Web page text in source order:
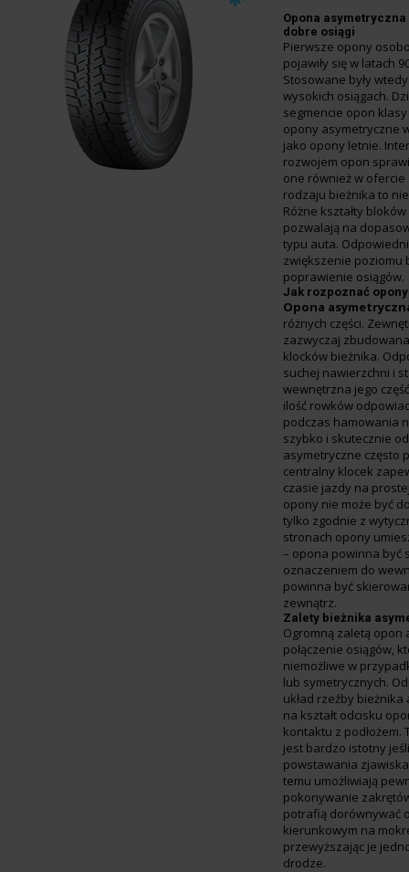
Opona
dobre osiągi
Pierwsze opony
pojawiły się w latach
Stosowane były
wysokich osiągach.
segmencie opon
opony asymetryczne
jako opony letnie.
rozwojem opon
one również w ofercie
rodzaju bieżnika to
Różne kształty
pozwalają na
typu auta.
zwiększenie poziomu
poprawienie osiągów.
Jak rozpoznać
Opona
różnych części.
zazwyczaj
klocków bieżnika.
suchej nawierzchni i
wewnętrzna jego
ilość rowków
podczas hamowania
szybko i skutecznie
asymetryczne często
centralny klocek
czasie jazdy na
opony nie może być
tylko zgodnie z
stronach opony
– opona powinna być
oznaczeniem do
powinna być
zewnątrz.
Zalety bieżnika
Ogromną zaletą opon
połączenie osiągów,
niemożliwe w
lub symetrycznych.
układ rzeźby
na kształt odcisku
kontaktu z podłożem.
jest bardzo istotny
powstawania
temu umożliwiają
pokonywanie
potrafią dorównywać
kierunkowym na
przewyższając je
drodze.